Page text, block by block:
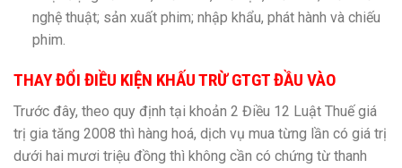
nghệ thuật; sản xuất phim; nhập khẩu, phát hành và chiếu
phim.
THAY ĐỔI ĐIỀU KIỆN KHẤU TRỪ GTGT ĐẦU VÀO
Trước đây, theo quy định tại khoản 2 Điều 12 Luật Thuế giá
trị gia tăng 2008 thì hàng hoá, dịch vụ mua từng lần có giá trị
dưới hai mươi triệu đồng thì không cần có chứng từ thanh